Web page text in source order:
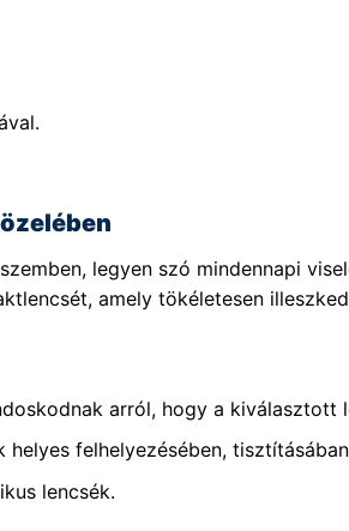
legyen szó mindennapi
amely tökéletesen
arról, hogy a kiválasztott
felhelyezésében,
lencsék.